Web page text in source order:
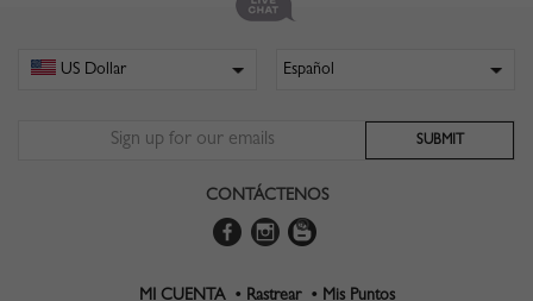
CONTÁCTENOS
MI CUENTA • Rastrear • Mis Puntos